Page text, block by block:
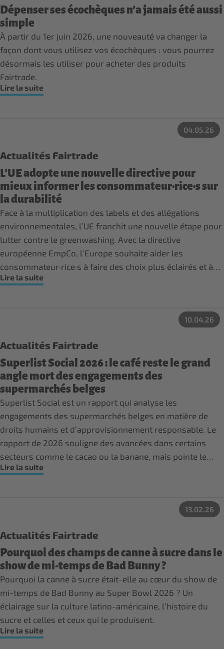
Dépenser ses écochèques n’a jamais été aussi
simple
À partir du 1er juin 2026, une nouveauté va changer la
façon dont vous utilisez vos écochèques : vous pourrez
désormais les utiliser pour acheter des produits
Fairtrade.
Lire la suite
04.05.26
Actualités Fairtrade
L’UE adopte une nouvelle directive pour
mieux informer les consommateur·rice·s sur
la durabilité
Face à la multiplication des labels et des allégations
environnementales, l’UE franchit une nouvelle étape pour
lutter contre le greenwashing. Avec la directive
européenne EmpCo, l’Europe souhaite aider les
consommateur·rice·s à faire des choix plus éclairés et à
mieux identifier les labels de durabilité crédibles. Cette
Lire la suite
10.04.26
Actualités Fairtrade
Superlist Social 2026 : le café reste le grand
angle mort des engagements des
supermarchés belges
Superlist Social est un rapport qui analyse les
engagements des supermarchés belges en matière de
droits humains et d’approvisionnement responsable. Le
rapport de 2026 souligne des avancées dans certains
secteurs comme le cacao ou la banane, mais pointe le
manque d’action structurelle concernant le café, produit
Lire la suite
13.02.26
Actualités Fairtrade
Pourquoi des champs de canne à sucre dans le
show de mi-temps de Bad Bunny ?
Pourquoi la canne à sucre était-elle au cœur du show de
mi-temps de Bad Bunny au Super Bowl 2026 ? Un
éclairage sur la culture latino-américaine, l’histoire du
sucre et celles et ceux qui le produisent.
Lire la suite